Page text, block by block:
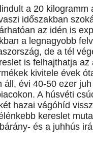
a 20 kilogramm
időszakban
az idén is
a legnagyobb
de a tél
is felhajthatja az
kivitele évek
áll, évi 40-50 ezer
A húsvéti
hazai vágóhíd
kereslet
és a juhhús